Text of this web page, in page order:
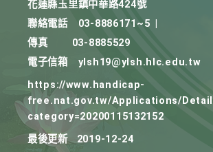
花蓮縣玉里鎮中華路424號
聯絡電話
03-8886171~5
傳真
03-8885529
電子信箱
ylsh19@ylsh.hlc.edu.tw
https://www.handicap-
free.nat.gov.tw/Applications/
category=20200115132152
最後更新
2019-12-24